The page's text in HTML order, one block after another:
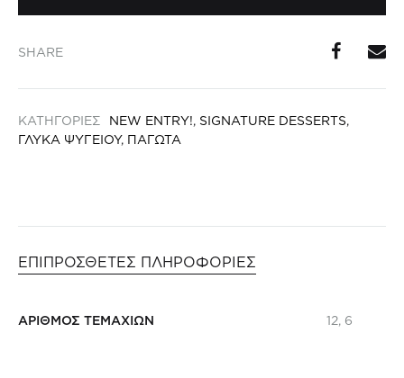
5-
ποσότητα
SHARE
ΚΑΤΗΓΟΡΙΕΣ NEW ENTRY!, SIGNATURE DESSERTS,
ΓΛΥΚΑ ΨΥΓΕΙΟΥ, ΠΑΓΩΤΑ
ΕΠΙΠΡΟΣΘΕΤΕΣ ΠΛΗΡΟΦΟΡΙΕΣ
ΑΡΙΘΜΟΣ ΤΕΜΑΧΙΩΝ 12, 6